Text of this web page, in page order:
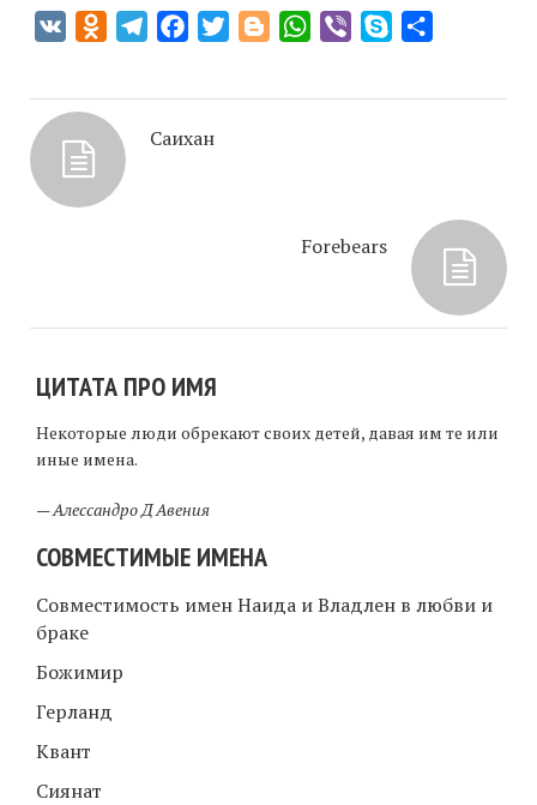
VK Odnoklassniki
TelegramFacebookTwitterBloggerWhatsApp
Viber Skype
Саихан
Forebears
ЦИТАТА ПРО ИМЯ
Некоторые люди обрекают своих детей, давая им те или
иные имена.
—Алессандро Д Авения
СОВМЕСТИМЫЕ ИМЕНА
Совместимость имен Наида и Владлен в любви и
браке
Божимир
Герланд
Квант
Сиянат